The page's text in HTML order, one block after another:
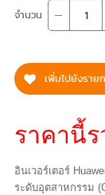
จำนวน
เพิ่มไปยังราย
ราคานี้
อินเวอร์เตอร์
ระดับอุตสาหกรรม